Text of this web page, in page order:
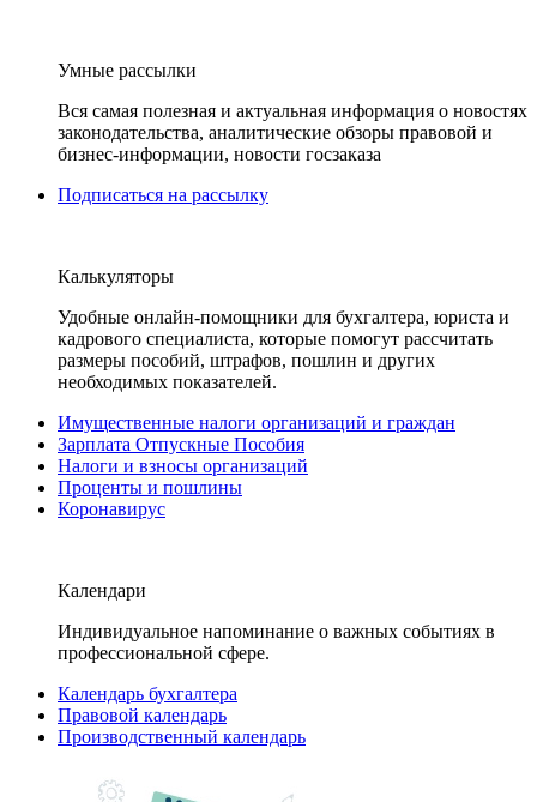
Умные рассылки
Вся самая полезная и актуальная информация о новостях
законодательства, аналитические обзоры правовой и
бизнес-информации, новости госзаказа
Подписаться на рассылку
Калькуляторы
Удобные онлайн-помощники для бухгалтера, юриста и
кадрового специалиста, которые помогут рассчитать
размеры пособий, штрафов, пошлин и других
необходимых показателей.
Имущественные налоги организаций и граждан
Зарплата Отпускные Пособия
Налоги и взносы организаций
Проценты и пошлины
Коронавирус
Календари
Индивидуальное напоминание о важных событиях в
профессиональной сфере.
Календарь бухгалтера
Правовой календарь
Производственный календарь